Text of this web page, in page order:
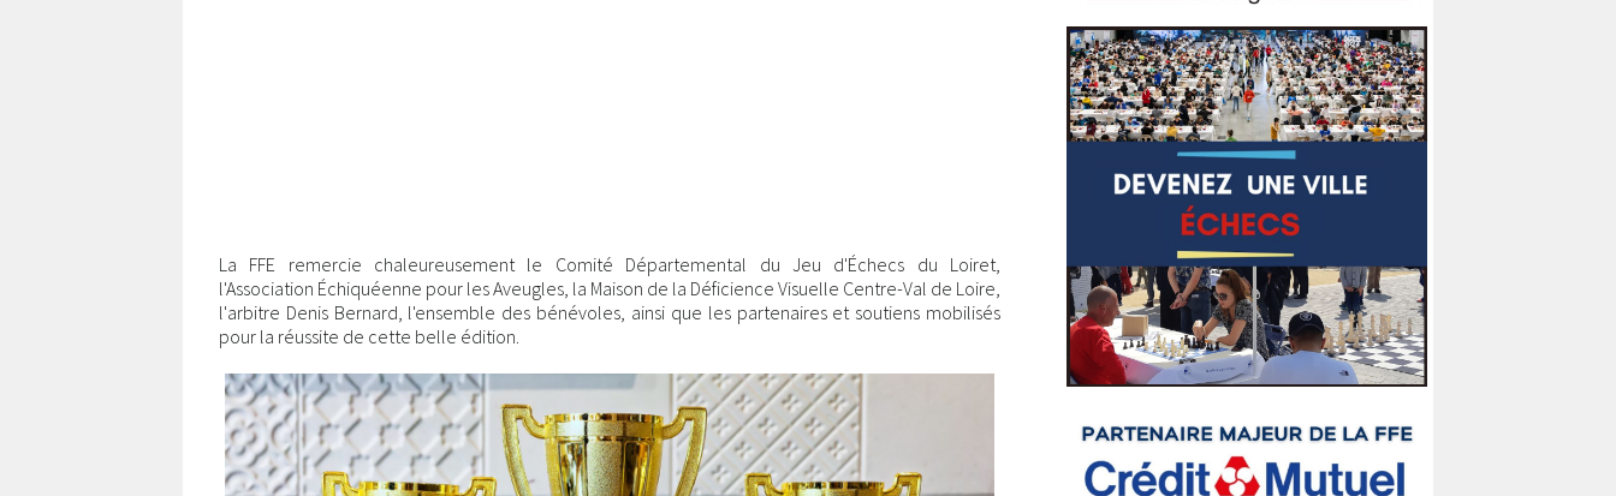
La FFE remercie chaleureusement le Comité Départemental du Jeu d'Échecs du Loiret,
l'Association Échiquéenne pour les Aveugles, la Maison de la Déficience Visuelle Centre-Val de Loire,
l'arbitre Denis Bernard, l'ensemble des bénévoles, ainsi que les partenaires et soutiens mobilisés
pour la réussite de cette belle édition.